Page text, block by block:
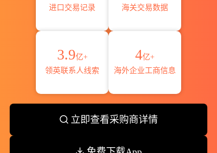
进口交易记录
海关交易数据
3.9亿+
领英联系人线索
4亿+
海外企业工商信息
立即查看采购商详情